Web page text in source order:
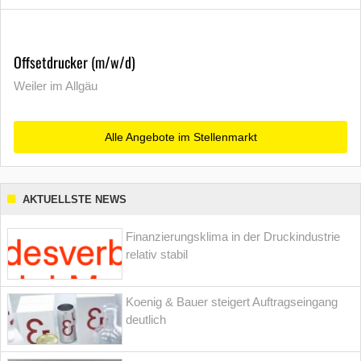
Offsetdrucker (m/w/d)
Weiler im Allgäu
Alle Angebote im Stellenmarkt
AKTUELLSTE NEWS
Finanzierungsklima in der Druckindustrie
relativ stabil
Koenig & Bauer steigert Auftragseingang
deutlich